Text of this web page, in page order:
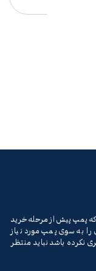
پمپ پیش از مرحله خرید
را به سوی پمپ مورد نیاز
نکرده باشد نباید منتظر